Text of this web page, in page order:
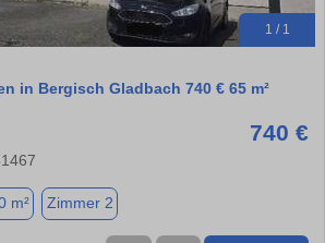
1 / 1
in Bergisch Gladbach 740 € 65 m²
740 €
m² Zimmer 2